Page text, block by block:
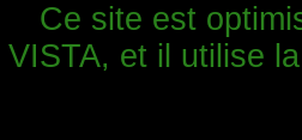
Ce site est
VISTA, et il utilise